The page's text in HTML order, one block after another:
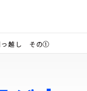
っ越し その①